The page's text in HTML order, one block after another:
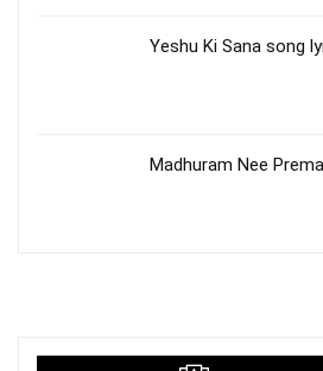
Yeshu Ki Sana song
Madhuram Nee